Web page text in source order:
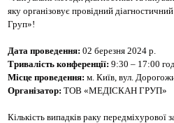
яку організовує провідний
Груп»!
Дата проведення: 02 березня 2024 р.
Тривалість конференції: 9:30 – 17:00
Місце проведення: м. Київ, вул.
Організатор: ТОВ «МЕДІСКАН ГРУП»
Кількість випадків раку передміхурової